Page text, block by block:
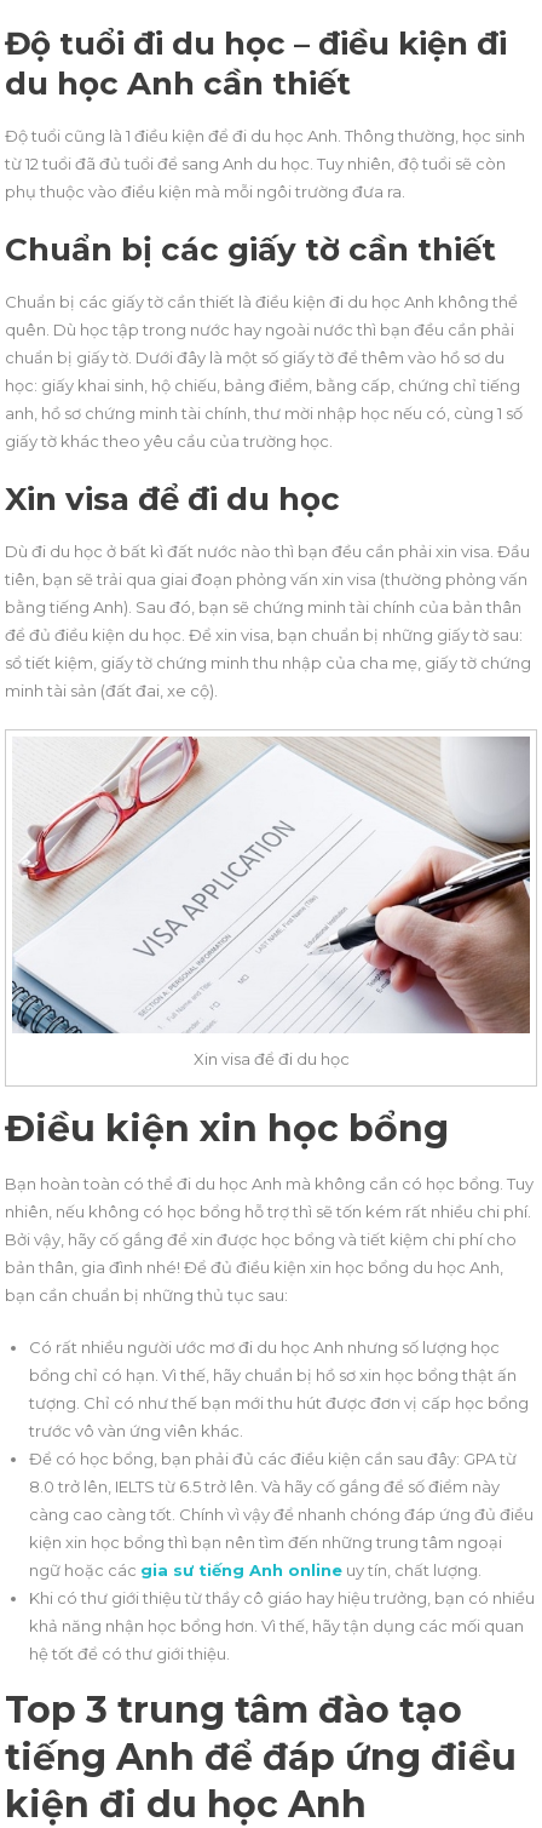
Độ tuổi đi du học– điều kiện đi
du học Anh cần thiết
Độ tuổi cũng là 1 điều kiện để đi du học Anh. Thông thường, học sinh
từ 12 tuổi đã đủ tuổi để sang Anh du học. Tuy nhiên, độ tuổi sẽ còn
phụ thuộc vào điều kiện mà mỗi ngôi trường đưa ra.
Chuẩn bị các giấy tờ cần thiết
Chuẩn bị các giấy tờ cần thiết là điều kiện đi du học Anh không thể
quên. Dù học tập trong nước hay ngoài nước thì bạn đều cần phải
chuẩn bị giấy tờ. Dưới đây là một số giấy tờ để thêm vào hồ sơ du
học: giấy khai sinh, hộ chiếu, bảng điểm, bằng cấp, chứng chỉ tiếng
anh, hồ sơ chứng minh tài chính, thư mời nhập học nếu có, cùng 1 số
giấy tờ khác theo yêu cầu của trường học.
Xin visa để đi du học
Dù đi du học ở bất kì đất nước nào thì bạn đều cần phải xin visa. Đầu
tiên, bạn sẽ trải qua giai đoạn phỏng vấn xin visa (thường phỏng vấn
bằng tiếng Anh). Sau đó, bạn sẽ chứng minh tài chính của bản thân
để đủ điều kiện du học. Để xin visa, bạn chuẩn bị những giấy tờ sau:
sổ tiết kiệm, giấy tờ chứng minh thu nhập của cha mẹ, giấy tờ chứng
minh tài sản (đất đai, xe cộ).
Xin visa để đi du học
Điều kiện xin học bổng
Bạn hoàn toàn có thể đi du học Anh mà không cần có học bổng. Tuy
nhiên, nếu không có học bổng hỗ trợ thì sẽ tốn kém rất nhiều chi phí.
Bởi vậy, hãy cố gắng để xin được học bổng và tiết kiệm chi phí cho
bản thân, gia đình nhé! Để đủ điều kiện xin học bổng du học Anh,
bạn cần chuẩn bị những thủ tục sau:
Có rất nhiều người ước mơ đi du học Anh nhưng số lượng học
bổng chỉ có hạn. Vì thế, hãy chuẩn bị hồ sơ xin học bổng thật ấn
tượng. Chỉ có như thế bạn mới thu hút được đơn vị cấp học bổng
trước vô vàn ứng viên khác.
Để có học bổng, bạn phải đủ các điều kiện cần sau đây: GPA từ
8.0 trở lên, IELTS từ 6.5 trở lên. Và hãy cố gắng để số điểm này
càng cao càng tốt. Chính vì vậy để nhanh chóng đáp ứng đủ điều
kiện xin học bổng thì bạn nên tìm đến những trung tâm ngoại
ngữ hoặc các gia sư tiếng Anh online uy tín, chất lượng.
Khi có thư giới thiệu từ thầy cô giáo hay hiệu trưởng, bạn có nhiều
khả năng nhận học bổng hơn. Vì thế, hãy tận dụng các mối quan
hệ tốt để có thư giới thiệu.
Top 3 trung tâm đào tạo
tiếng Anh để đáp ứng điều
kiện đi du học Anh